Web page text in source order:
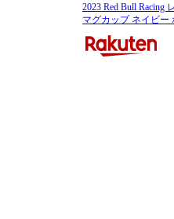
2023 Red Bull Racing
マグカップ ネイビー